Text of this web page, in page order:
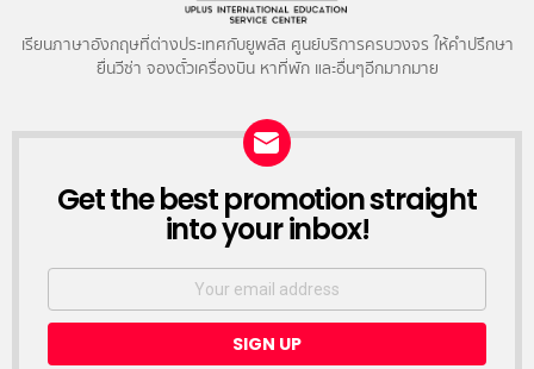
เรียนภาษาอังกฤษที่ต่างประเทศกับยูพลัส ศูนย์บริการครบวงจร ให้คำปรึกษา
ยื่นวีซ่า จองตั๋วเครื่องบิน หาที่พัก และอื่นๆอีกมากมาย
NEWSLETTER
Get the best promotion straight
into your inbox!
Email